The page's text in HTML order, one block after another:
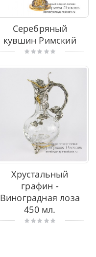
Серебряный
кувшин Римский
Хрустальный
графин -
Виноградная лоза
450 мл.